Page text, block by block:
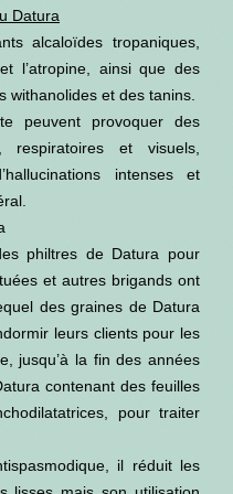
Datura
alcaloïdes tropaniques,
l’atropine, ainsi que des
withanolides et des tanins.
peuvent provoquer des
respiratoires et visuels,
intenses et
philtres de Datura pour
et autres brigands ont
des graines de Datura
leurs clients pour les
jusqu’à la fin des années
contenant des feuilles
pour traiter
il réduit les